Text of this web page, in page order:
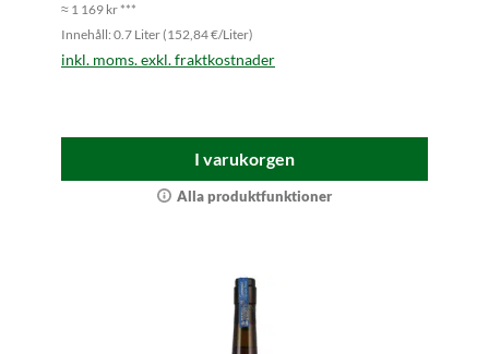
≈ 1 169 kr ***
Innehåll: 0.7 Liter (152,84 €/Liter)
inkl. moms. exkl. fraktkostnader
I varukorgen
Alla produktfunktioner